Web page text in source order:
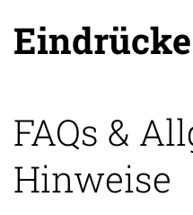
FAQs &
Hinweise